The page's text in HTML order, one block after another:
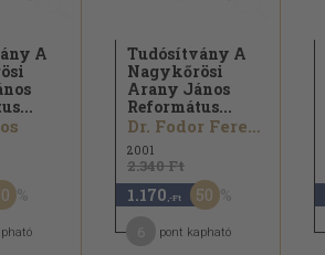
A
Tudósítvány A
Nagykőrösi
Arany János
Református...
Dr. Fodor Ferenc...
2001
2.340 Ft
1.170 ,-Ft 50
pont kapható